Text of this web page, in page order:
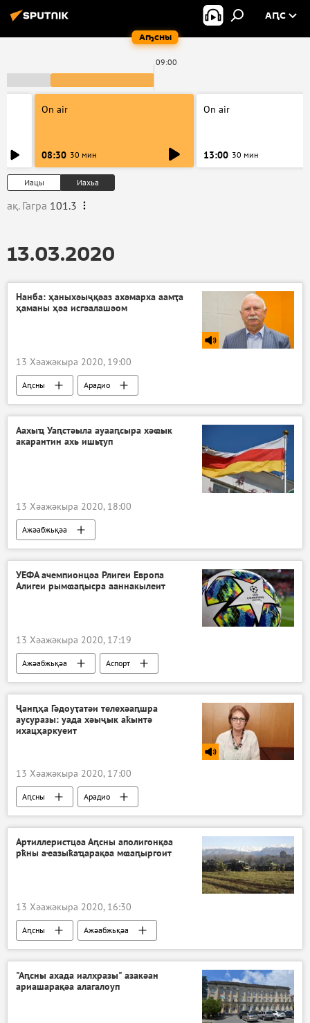
Аҧсны
АԤС
09:00
On air
08:30 30 мин
On air
13:00 30 мин
Иацы Иахьа
ақ. Гагра 101.3
13.03.2020
Нанба: ҳаныхәыҷқәаз ахәмарха аамҭа
ҳаманы ҳәа исгәалашәом
13 Хәажәкыра 2020, 19:00
Аԥсны Арадио
Аахыҵ Уаԥстәыла ауааԥсыра хәҩык
акарантин ахь ишьҭуп
13 Хәажәкыра 2020, 18:00
Ажәабжьқәа
УЕФА ачемпионцәа Рлигеи Европа
Алигеи рымҩаԥысра ааннакылеит
13 Хәажәкыра 2020, 17:19
Ажәабжьқәа Аспорт
Ҷанԥҳа Гәдоуҭатәи телехәаԥшра
аусуразы: уада хәыҷык аҟынтә
ихацҳаркуеит
13 Хәажәкыра 2020, 17:00
Аԥсны Арадио
Артиллеристцәа Аԥсны аполигонқәа
рҟны аҽазыҟаҵарақәа мҩаԥыргоит
13 Хәажәкыра 2020, 16:30
Аԥсны Ажәабжьқәа
"Аԥсны ахада иалхразы" азакәан
ариашарақәа алагалоуп